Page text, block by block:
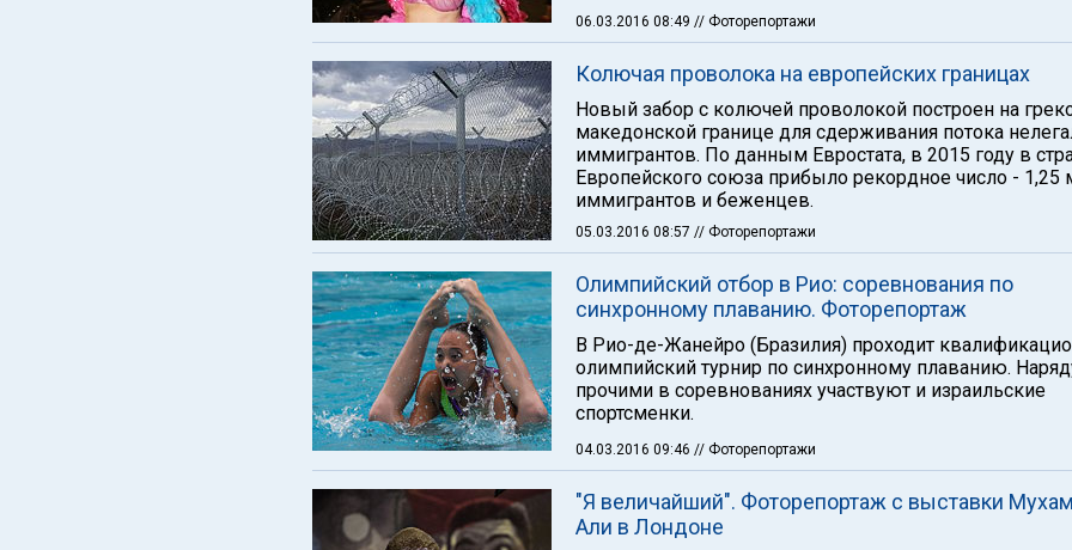
06.03.2016 08:49 // Фоторепортажи
Колючая проволока на европейских границах
Новый забор с колючей проволокой построен на
македонской границе для сдерживания потока
иммигрантов. По данным Евростата, в 2015 году в
Европейского союза прибыло рекордное число - 1,25
иммигрантов и беженцев.
05.03.2016 08:57 // Фоторепортажи
Олимпийский отбор в Рио: соревнования по
синхронному плаванию. Фоторепортаж
В Рио-де-Жанейро (Бразилия) проходит
олимпийский турнир по синхронному плаванию.
прочими в соревнованиях участвуют и израильские
спортсменки.
04.03.2016 09:46 // Фоторепортажи
"Я величайший". Фоторепортаж с выставки
Али в Лондоне